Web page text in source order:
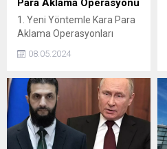
Para Aklama Operasyonu
1. Yeni Yöntemle Kara Para
Aklama Operasyonları
kara para aklama suçlarına
yapılan operasyonlarda
dikkat çeken yeni bir yöntem
ortaya çıktı. Bankalararası
Kart Merkezi (BKM)
tarafından yapılan
08.05.2024